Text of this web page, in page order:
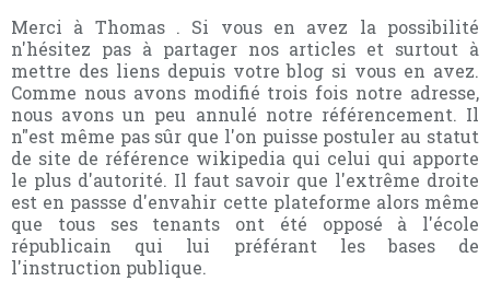
Merci à Thomas . Si vous en avez la possibilité
n'hésitez pas à partager nos articles et surtout à
mettre des liens depuis votre blog si vous en avez.
Comme nous avons modifié trois fois notre adresse,
nous avons un peu annulé notre référencement. Il
n"est même pas sûr que l'on puisse postuler au statut
de site de référence wikipedia qui celui qui apporte
le plus d'autorité. Il faut savoir que l'extrême droite
est en passse d'envahir cette plateforme alors même
que tous ses tenants ont été opposé à l'école
républicain qui lui préférant les bases de
l'instruction publique.